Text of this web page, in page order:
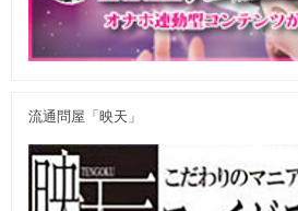
流通問屋「映天」